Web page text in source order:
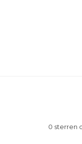
0 sterren